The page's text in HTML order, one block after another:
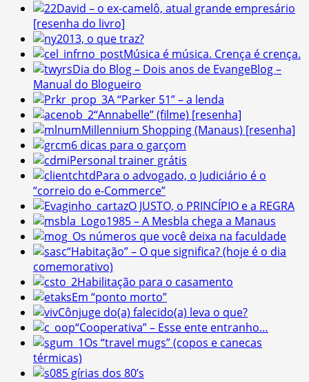
David – o ex-camelô, atual grande empresário
[resenha do livro]
2013, o que traz?
Música é música. Crença é crença.
Dia do Blog – Dois anos de EvangeBlog –
Manual do Blogueiro
A “Parker 51” – a lenda
“Annabelle” (filme) [resenha]
Millennium Shopping (Manaus) [resenha]
6 dicas para o garçom
Personal trainer grátis
Para o advogado, o Judiciário é o
“correio do e-Commerce”
O JUSTO, o PRINCÍPIO e a REGRA
1985 – A Mesbla chega a Manaus
Os números que você deixa na faculdade
“Habitação” – O que significa? (hoje é o dia
comemorativo)
Habilitação para o casamento
Em “ponto morto”
Cônjuge do(a) falecido(a) leva o que?
“Cooperativa” – Esse ente entranho…
Os “travel mugs” (copos e canecas
térmicas)
5 gírias dos 80’s